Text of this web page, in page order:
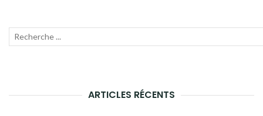
Recherche
ARTICLES RÉCENTS